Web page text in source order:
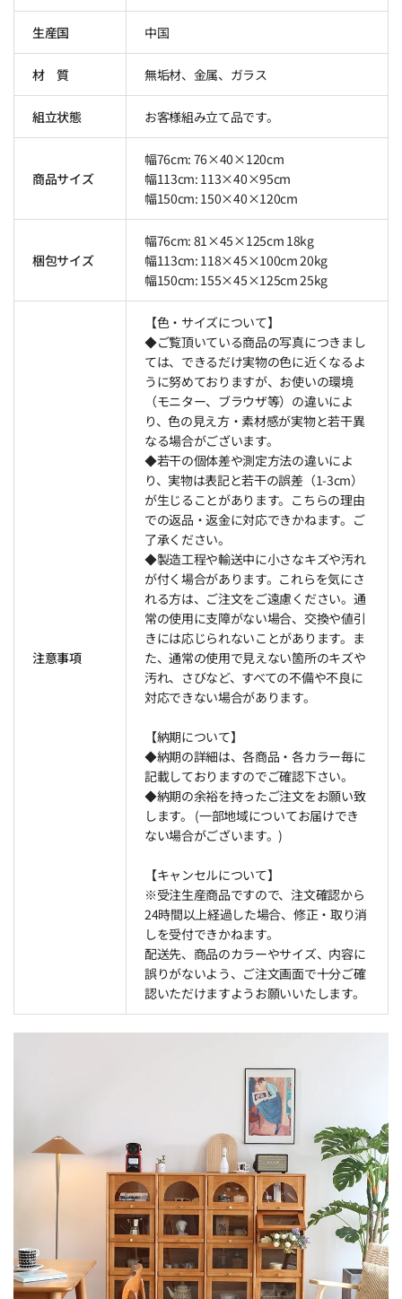
生産国 中国
材 質 無垢材、金属、ガラス
組立状態 お客様組み立て品です。
商品サイズ
幅76cm: 76×40×120cm
幅113cm: 113×40×95cm
幅150cm: 150×40×120cm
梱包サイズ
幅76cm: 81×45×125cm 18kg
幅113cm: 118×45×100cm 20kg
幅150cm: 155×45×125cm 25kg
注意事項
【色・サイズについて】
◆ご覧頂いている商品の写真につきまし
ては、できるだけ実物の色に近くなるよ
うに努めておりますが、お使いの環境
（モニター、ブラウザ等）の違いによ
り、色の見え方・素材感が実物と若干異
なる場合がございます。
◆若干の個体差や測定方法の違いによ
り、実物は表記と若干の誤差（1-3cm）
が生じることがあります。こちらの理由
での返品・返金に対応できかねます。ご
了承ください。
◆製造工程や輸送中に小さなキズや汚れ
が付く場合があります。これらを気にさ
れる方は、ご注文をご遠慮ください。通
常の使用に支障がない場合、交換や値引
きには応じられないことがあります。ま
た、通常の使用で見えない箇所のキズや
汚れ、さびなど、すべての不備や不良に
対応できない場合があります。
【納期について】
◆納期の詳細は、各商品・各カラー毎に
記載しておりますのでご確認下さい。
◆納期の余裕を持ったご注文をお願い致
します。 (一部地域についてお届けでき
ない場合がございます。)
【キャンセルについて】
※受注生産商品ですので、注文確認から
24時間以上経過した場合、修正・取り消
しを受付できかねます。
配送先、商品のカラーやサイズ、内容に
誤りがないよう、ご注文画面で十分ご確
認いただけますようお願いいたします。